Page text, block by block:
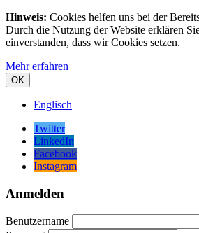
Hinweis: Cookies helfen uns bei der
Durch die Nutzung der Website erklären
einverstanden, dass wir Cookies setzen.
Mehr erfahren
OK
Englisch
Twitter
LinkedIn
Facebook
Instagram
Anmelden
Benutzername